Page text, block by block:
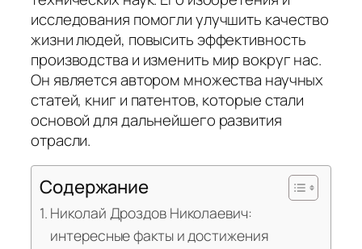
исследования помогли улучшить качество
жизни людей, повысить эффективность
производства и изменить мир вокруг нас.
Он является автором множества научных
статей, книг и патентов, которые стали
основой для дальнейшего развития
отрасли.
Содержание
Николай Дроздов Николаевич:
интересные факты и достижения